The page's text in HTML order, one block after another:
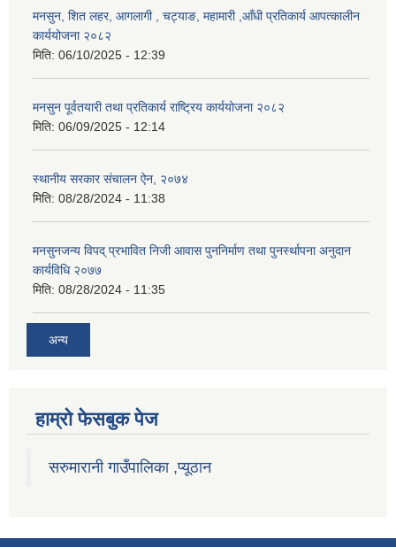
मनसुन, शित लहर, आगलागी , चट्याङ, महामारी ,आँधी प्रतिकार्य आपत्कालीन
कार्ययोजना २०८२
मिति: 06/10/2025 - 12:39
मनसुन पूर्वतयारी तथा प्रतिकार्य राष्ट्रिय कार्ययोजना २०८२
मिति: 06/09/2025 - 12:14
स्थानीय सरकार संचालन ऐन, २०७४
मिति: 08/28/2024 - 11:38
मनसुनजन्य विपद् प्रभावित निजी आवास पुननिर्माण तथा पुनर्स्थापना अनुदान
कार्यविधि २०७७
मिति: 08/28/2024 - 11:35
अन्य
हाम्राे फेसबुक पेज
सरुमारानी गाउँपालिका ,प्यूठान